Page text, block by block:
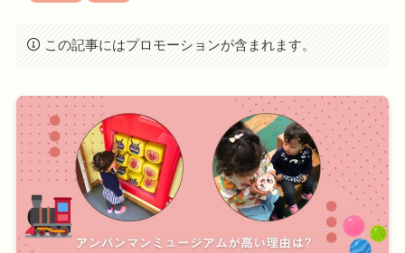
この記事にはプロモーションが含まれます。